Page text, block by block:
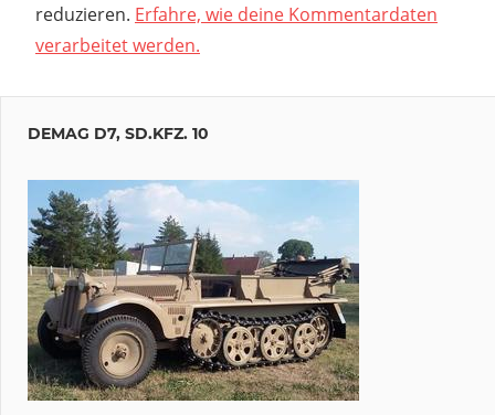
reduzieren. Erfahre, wie deine Kommentardaten
verarbeitet werden.
DEMAG D7, SD.KFZ. 10